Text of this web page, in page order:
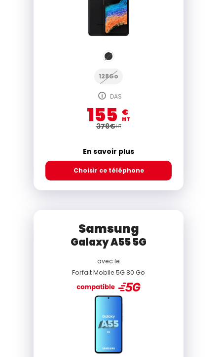
128Go
DAS
155 €
HT
379€HT
En savoir plus
Choisir ce téléphone
Samsung
Galaxy A55 5G
avec le
Forfait Mobile 5G 80 Go